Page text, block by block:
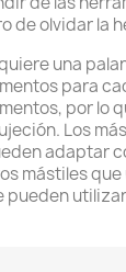
de olvidar la
una
para
por lo
Los
adaptar
mástiles
pueden